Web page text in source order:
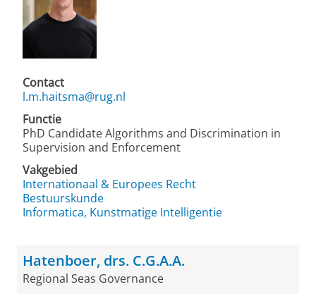
Contact
l.m.haitsma@rug.nl
Functie
PhD Candidate Algorithms and Discrimination in
Supervision and Enforcement
Vakgebied
Internationaal & Europees Recht
Bestuurskunde
Informatica, Kunstmatige Intelligentie
Hatenboer, drs. C.G.A.A.
Regional Seas Governance